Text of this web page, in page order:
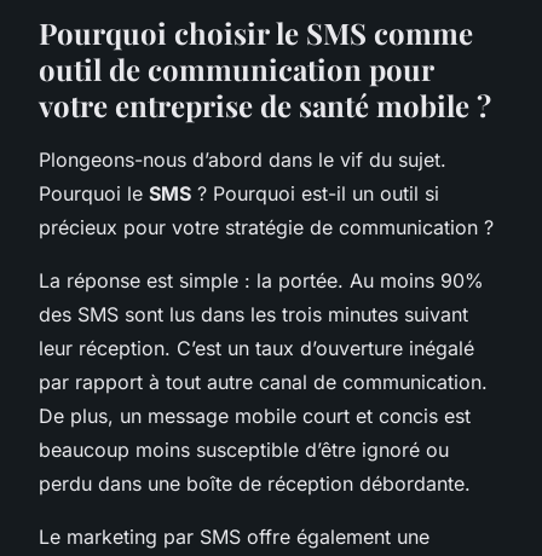
Pourquoi choisir le SMS comme
outil de communication pour
votre entreprise de santé mobile ?
Plongeons-nous d’abord dans le vif du sujet.
Pourquoi le SMS ? Pourquoi est-il un outil si
précieux pour votre stratégie de communication ?
La réponse est simple : la portée. Au moins 90%
des SMS sont lus dans les trois minutes suivant
leur réception. C’est un taux d’ouverture inégalé
par rapport à tout autre canal de communication.
De plus, un message mobile court et concis est
beaucoup moins susceptible d’être ignoré ou
perdu dans une boîte de réception débordante.
Le marketing par SMS offre également une